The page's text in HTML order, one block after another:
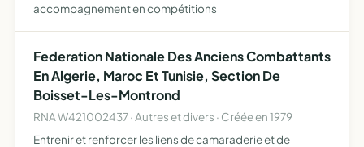
accompagnement en compétitions
Federation Nationale Des Anciens Combattants
En Algerie, Maroc Et Tunisie, Section De
Boisset-Les-Montrond
RNA W421002437 · Autres et divers · Créée en 1979
Entrenir et renforcer les liens de camaraderie et de